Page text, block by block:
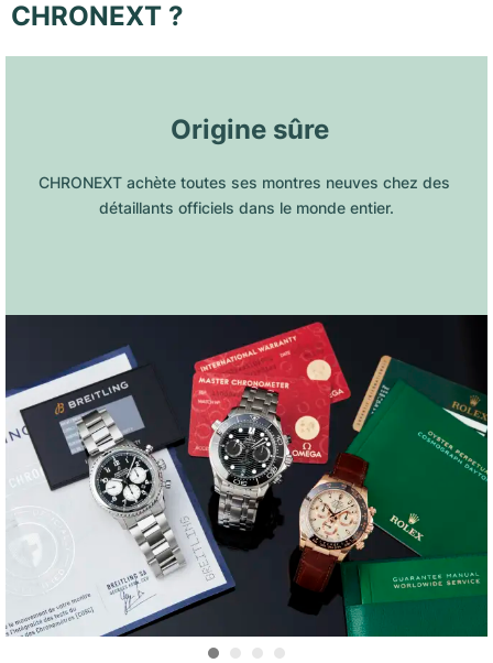
CHRONEXT ?
Origine sûre
CHRONEXT achète toutes ses montres neuves chez des
détaillants officiels dans le monde entier.